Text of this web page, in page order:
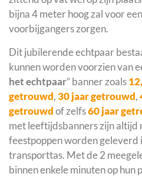
bijna 4 meter hoog zal voor
voorbijgangers zorgen.
Dit jubilerende echtpaar
kunnen worden voorzien van
het echtpaar” banner zoals
getrouwd,30 jaar getrouwd,
getrouwdof zelfs60 jaar
met leeftijdsbanners zijn altijd
feestpoppen worden geleverd
transporttas. Met de 2
binnen enkele minuten op hun